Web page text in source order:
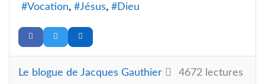
Vocation
Jésus Dieu
Le blogue de Jacques Gauthier 4672 lectures